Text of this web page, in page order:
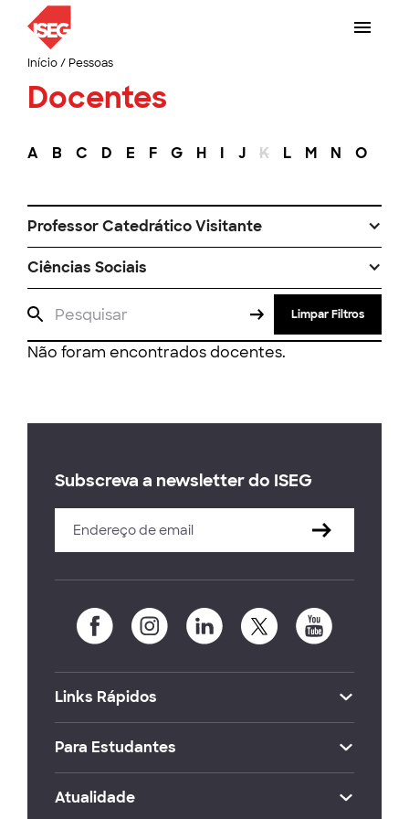
Início/ Pessoas
Docentes
A B C D E F G H I J K L M N O
Professor Catedrático Visitante
Ciências Sociais
Limpar Filtros
Não foram encontrados docentes.
Subscreva a newsletter do ISEG
Links Rápidos
Para Estudantes
Atualidade